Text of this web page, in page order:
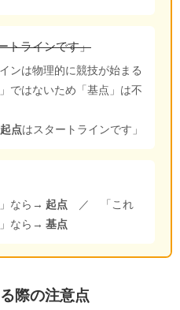
トラインです」
ンは物理的に競技が始まる
ではないため「基点」は不
起点はスタートラインです」
」なら→ 起点 ／ 「これ
なら→ 基点
際の注意点